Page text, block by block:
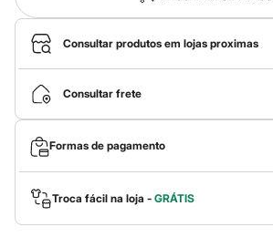
Jeans
Macacões
Saias
Shorts e Bermudas
Vestidos
Acessórios
Bolsas
Bonés e Chapéus
Bijoux
Cintos
Óculos
Relógios
Calçados
Consultar produtos em lojas proximas
Consultar frete
Formas de pagamento
Troca fácil na loja - GRÁTIS